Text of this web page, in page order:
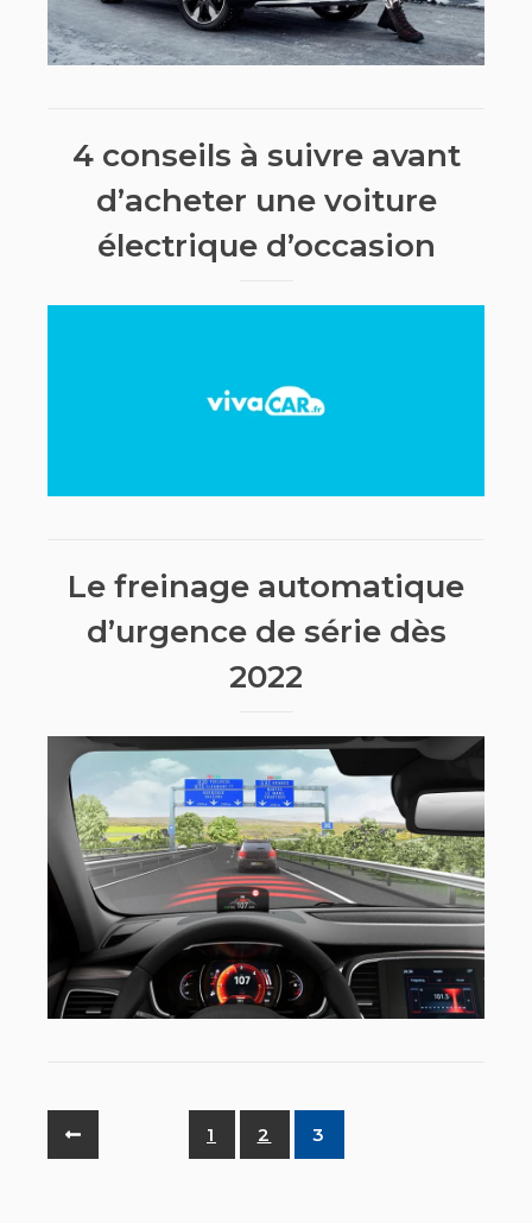
4 conseils à suivre avant
d’acheter une voiture
électrique d’occasion
Le freinage automatique
d’urgence de série dès
2022
1 2 3